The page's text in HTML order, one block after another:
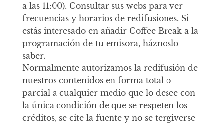
a las 11:00). Consultar sus webs para ver
frecuencias y horarios de redifusiones. Si
estás interesado en añadir Coffee Break a la
programación de tu emisora, háznoslo
saber.
Normalmente autorizamos la redifusión de
nuestros contenidos en forma total o
parcial a cualquier medio que lo desee con
la única condición de que se respeten los
créditos, se cite la fuente y no se tergiverse